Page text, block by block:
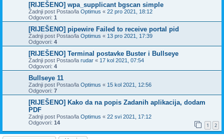
[RIJEŠENO] wpa_supplicant bgscan simple
Zadnji post Postao/la Optimus « 22 pro 2021, 18:12
Odgovori: 1
[RIJEŠENO] pipewire Failed to receive portal pid
Zadnji post Postao/la Optimus « 13 pro 2021, 17:39
Odgovori: 4
[RIJEŠENO] Terminal postavke Buster i Bullseye
Zadnji post Postao/la rudar « 17 kol 2021, 07:54
Odgovori: 4
Bullseye 11
Zadnji post Postao/la Optimus « 15 kol 2021, 12:56
Odgovori: 7
[RIJEŠENO] Kako da na popis Zadanih aplikacija, dodam
PDF
Zadnji post Postao/la Optimus « 22 svi 2021, 17:12
Odgovori: 14 1 2